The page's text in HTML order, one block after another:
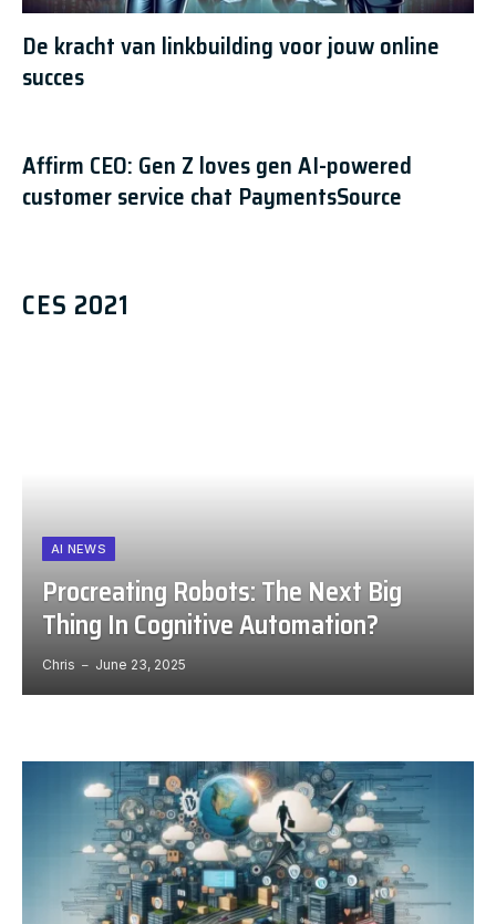
De kracht van linkbuilding voor jouw online
succes
Affirm CEO: Gen Z loves gen AI-powered
customer service chat PaymentsSource
CES 2021
AI NEWS
Procreating Robots: The Next Big
Thing In Cognitive Automation?
Chris June 23, 2025